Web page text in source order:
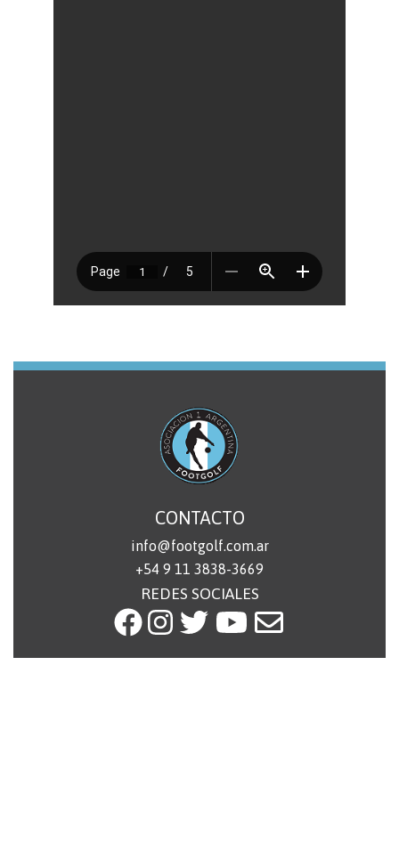
CONTACTO
info@footgolf.com.ar
+54 9 11 3838-3669
REDES SOCIALES